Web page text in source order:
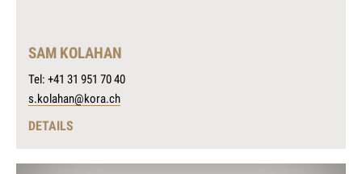
SAM KOLAHAN
Tel: +41 31 951 70 40
s.kolahan@kora.ch
DETAILS